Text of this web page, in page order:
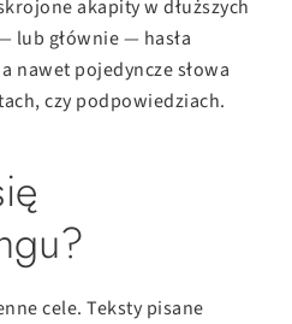
akapity w dłuższych
lub głównie — hasła
nawet pojedyncze słowa
czy podpowiedziach.
cele. Teksty pisane